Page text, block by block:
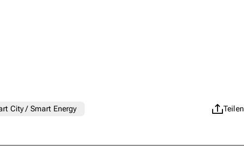
Teilen
City / Smart Energy